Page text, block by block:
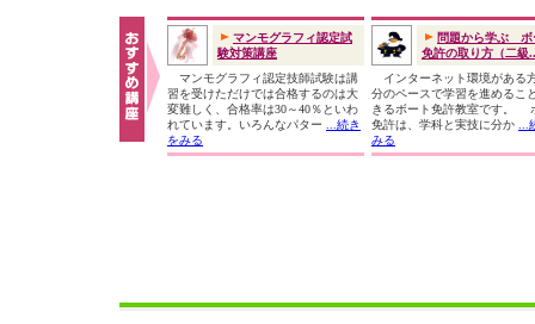
マンモグラフィ認定試
験対策講座
マンモグラフィ認定技師試験は講
習を受けただけでは合格するのは大
変難しく、合格率は30～40％といわ
れています。いろんなパター
...続き
をみる
問題から学ぶ ボ
免許の取り方（二級
インターネット環境がある
分のペースで学習を進めるこ
きるボート免許教室です。
免許は、学科と実技に分か
みる